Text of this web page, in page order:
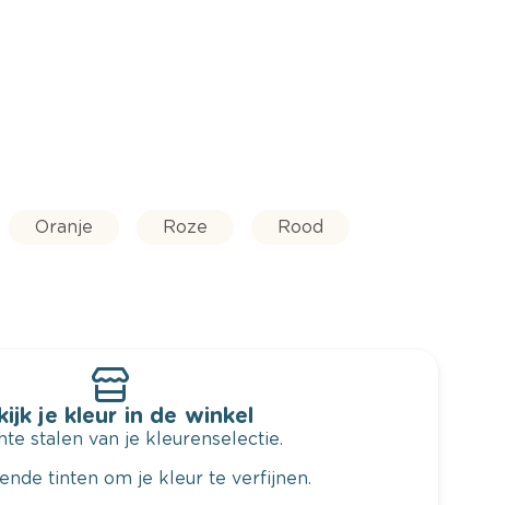
Oranje Roze Rood
je kleur in de winkel
stalen van je kleurenselectie.
tinten om je kleur te verfijnen.